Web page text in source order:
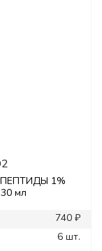
ПЕПТИДЫ 1%
мл
740 ₽
6 шт.